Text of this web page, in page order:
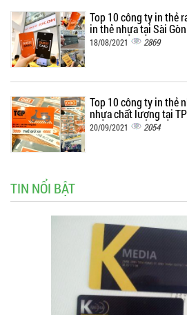
Top 10 công ty in thẻ
in thẻ nhựa tại Sài Gòn
18/08/2021 2869
Top 10 công ty in thẻ
nhựa chất lượng tại
20/09/2021 2054
TIN NỔI BẬT